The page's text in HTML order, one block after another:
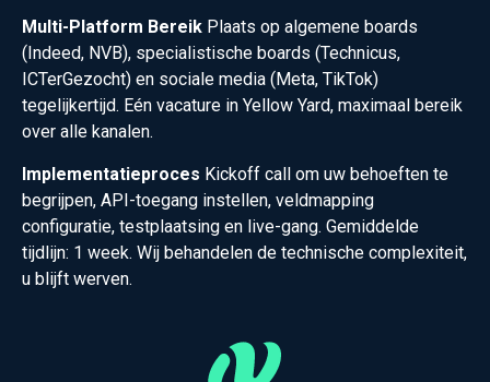
Multi-Platform BereikPlaats op algemene boards
(Indeed, NVB), specialistische boards (Technicus,
ICTerGezocht) en sociale media (Meta, TikTok)
tegelijkertijd. Eén vacature in Yellow Yard, maximaal bereik
over alle kanalen.
Implementatieproces Kickoff call om uw behoeften te
begrijpen, API-toegang instellen, veldmapping
configuratie, testplaatsing en live-gang. Gemiddelde
tijdlijn: 1 week. Wij behandelen de technische complexiteit,
u blijft werven.